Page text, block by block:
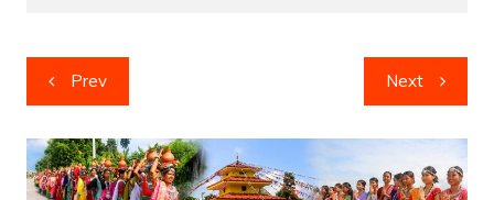
Post
navigation
Prev Next